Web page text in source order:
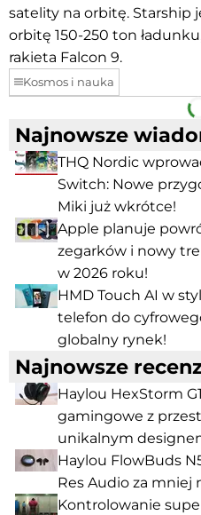
satelity na orbitę. Starship
orbitę 150-250 ton
rakieta Falcon 9.
Kosmos i nauka
Facebook
Najnowsze
THQ Nordic
Switch: Nowe
Miki już wkrótce!
Apple planuje
zegarków i nowy
w 2026 roku!
HMD Touch AI w
telefon do
globalny rynek!
Najnowsze
Haylou HexStorm
gamingowe z
unikalnym
Haylou FlowBuds
Res Audio za mniej
Kontrolowanie